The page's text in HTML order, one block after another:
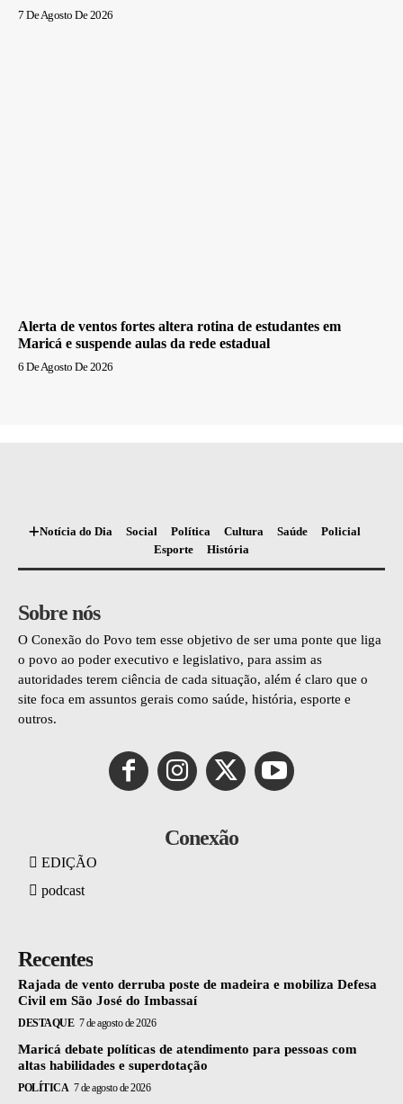
7 De Agosto De 2026
Alerta de ventos fortes altera rotina de estudantes em
Maricá e suspende aulas da rede estadual
6 De Agosto De 2026
Notícia do Dia Social Política Cultura Saúde
Policial
Esporte
História
Sobre nós
O Conexão do Povo tem esse objetivo de ser uma ponte que liga
o povo ao poder executivo e legislativo, para assim as
autoridades terem ciência de cada situação, além é claro que o
site foca em assuntos gerais como saúde, história, esporte e
outros.
Conexão
EDIÇÃO
podcast
Recentes
Rajada de vento derruba poste de madeira e mobiliza Defesa
Civil em São José do Imbassaí
DESTAQUE 7 de agosto de 2026
Maricá debate políticas de atendimento para pessoas com
altas habilidades e superdotação
POLÍTICA 7 de agosto de 2026